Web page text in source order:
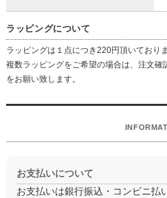
ラッピングについて
ラッピングは１点につき220円頂いておりま
複数ラッピングをご希望の場合は、注文
をお願い致します。
お支払いについて
お支払いは銀行振込・コンビニ払